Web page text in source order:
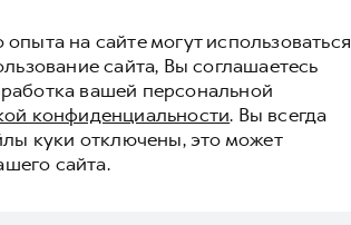
на сайте могут использоваться
сайта, Вы соглашаетесь
вашей персональной
конфиденциальности. Вы всегда
куки отключены, это может
сайта.